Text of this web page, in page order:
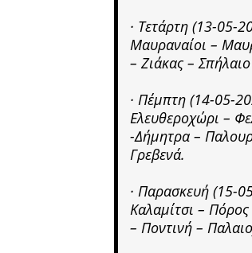
· Τετάρτη (13-05-
Μαυραναίοι –
– Ζιάκας –
· Πέμπτη (14-05-
Ελευθεροχώρι –
-Δήμητρα –
Γρεβενά.
· Παρασκευή (15-
Καλαμίτσι –
– Ποντινή –